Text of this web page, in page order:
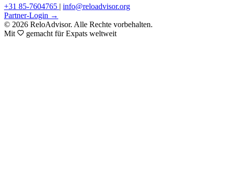
+31 85-7604765 | info@reloadvisor.org
Partner-Login →
© 2026 ReloAdvisor. Alle Rechte vorbehalten.
Mit
gemacht für Expats weltweit